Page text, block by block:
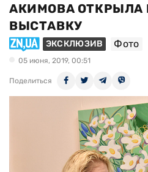
АКИМОВА ОТКРЫЛА
ВЫСТАВКУ
ЭКСКЛЮЗИВ Фото
05 июня, 2019, 00:51
Поделиться